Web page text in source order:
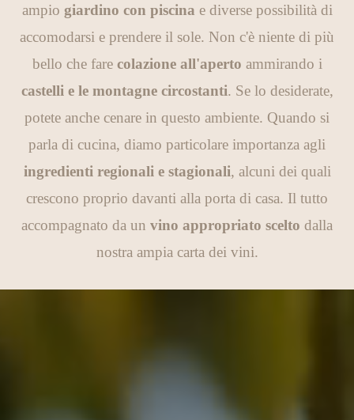
ampio giardino con piscina e diverse possibilità di
accomodarsi e prendere il sole. Non c'è niente di più
bello che fare colazione all'aperto ammirando i
castelli e le montagne circostanti. Se lo desiderate,
potete anche cenare in questo ambiente. Quando si
parla di cucina, diamo particolare importanza agli
ingredienti regionali e stagionali, alcuni dei quali
crescono proprio davanti alla porta di casa. Il tutto
accompagnato da un vino appropriato scelto dalla
nostra ampia carta dei vini.